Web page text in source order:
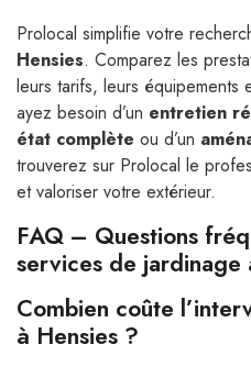
Prolocal simplifie votre
Hensies. Comparez les
leurs tarifs, leurs équipements
ayez besoin d’un entretien
état complète ou d’un
trouverez sur Prolocal le
et valoriser votre extérieur.
FAQ – Questions
services de jardinage
Combien coûte
à Hensies ?